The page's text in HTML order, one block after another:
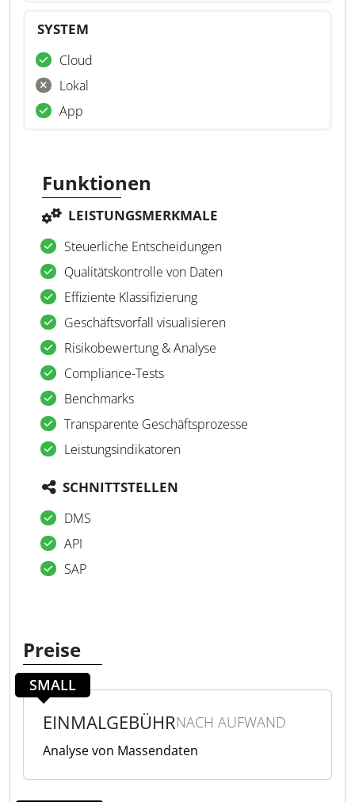
SYSTEM
Cloud
Lokal
App
Funktionen
LEISTUNGSMERKMALE
Steuerliche Entscheidungen
Qualitätskontrolle von Daten
Effiziente Klassifizierung
Geschäftsvorfall visualisieren
Risikobewertung & Analyse
Compliance-Tests
Benchmarks
Transparente Geschäftsprozesse
Leistungsindikatoren
SCHNITTSTELLEN
DMS
API
SAP
Preise
SMALL
EINMALGEBÜHRNACH AUFWAND
Analyse von Massendaten